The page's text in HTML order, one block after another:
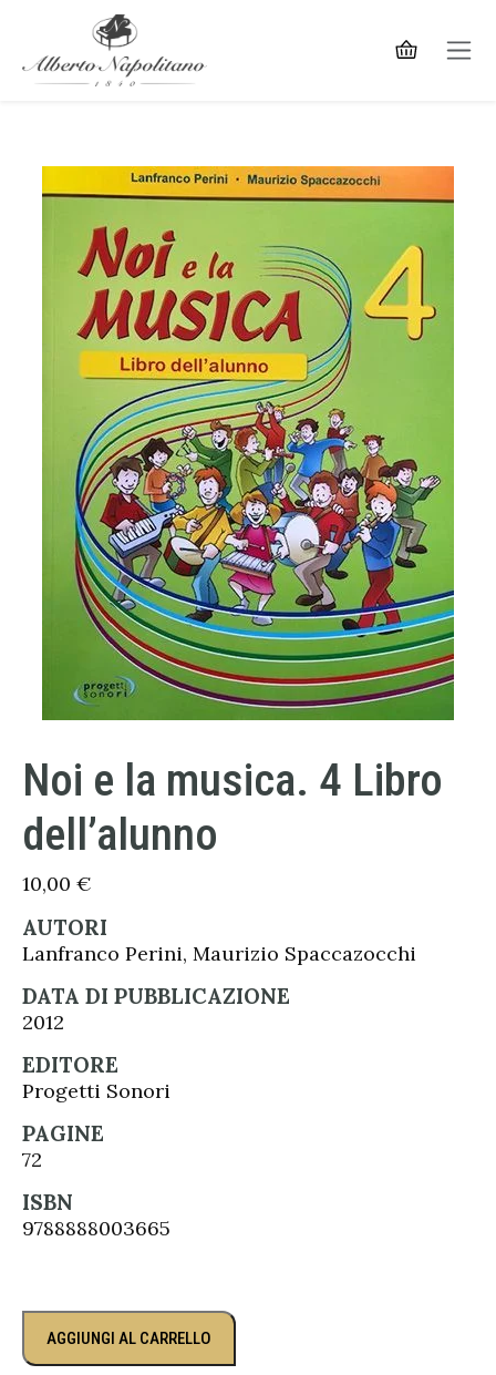
Noi e la musica. 4 Libro
dell’alunno
10,00 €
AUTORI
Lanfranco Perini, Maurizio Spaccazocchi
DATA DI PUBBLICAZIONE
2012
EDITORE
Progetti Sonori
PAGINE
72
ISBN
9788888003665
AGGIUNGI AL CARRELLO